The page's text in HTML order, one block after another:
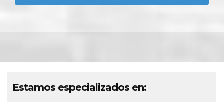
Estamos especializados en: